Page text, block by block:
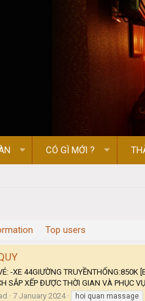
CÓ GÌ MỚI ?
Top users
-XE 44GIƯỜNG TRUYỀNTHỐNG:850K
SẮP XẾP ĐƯỢC THỜI GIAN VÀ PHỤC
7 January 2024 hoi quan massage